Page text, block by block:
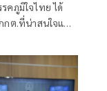
คภูมิใจไทย ได้
ต.ที่น่าสนใจและ